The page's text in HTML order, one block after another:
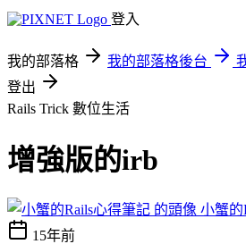
登入
我的部落格 我的部落格後台
登出
Rails Trick 數位生活
增強版的irb
小蟹的
15年前